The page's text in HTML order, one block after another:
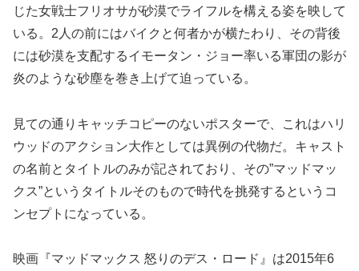
じた女戦士フリオサが砂漠でライフルを構える姿を映して
いる。2人の前にはバイクと何者かが横たわり、その背後
には砂漠を支配するイモータン・ジョー率いる軍団の影が
炎のような砂塵を巻き上げて迫っている。
見ての通りキャッチコピーのないポスターで、これはハリ
ウッドのアクション大作としては異例の代物だ。キャスト
の名前とタイトルのみが記されており、その”マッドマッ
クス”というタイトルそのもので時代を挑発するというコ
ンセプトになっている。
映画『マッドマックス 怒りのデス・ロード』は2015年6